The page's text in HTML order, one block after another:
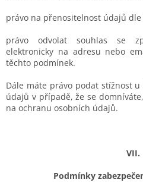
právo na přenositelnost údajů dle
právo odvolat souhlas se
elektronicky na adresu nebo
těchto podmínek.
Dále máte právo podat stížnost
údajů v případě, že se
na ochranu osobních údajů.
VII.
Podmínky